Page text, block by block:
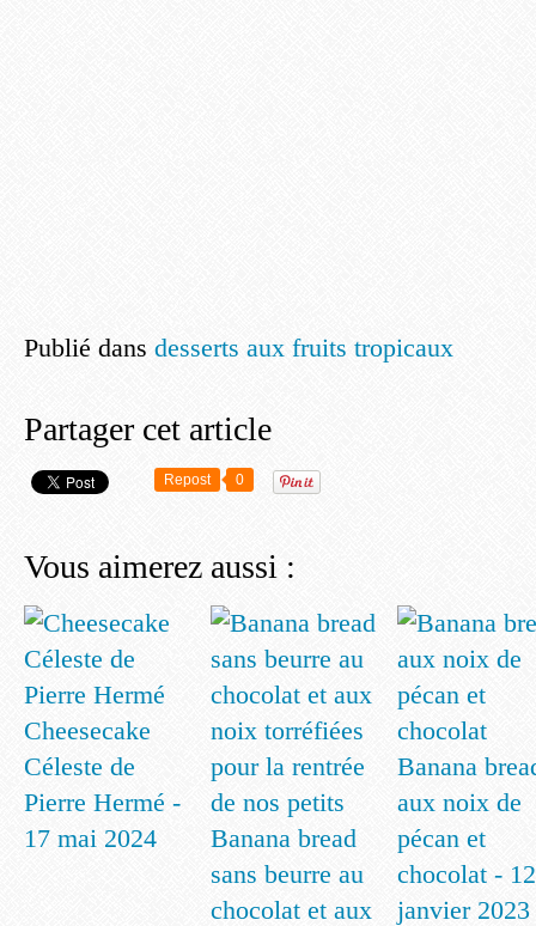
Publié dans desserts aux fruits tropicaux
Partager cet article
Repost 0
Vous aimerez aussi :
Cheesecake
Céleste de
Pierre Hermé -
17 mai 2024
Banana bread
sans beurre au
chocolat et aux
Banana
aux noix de
pécan et
chocolat - 12
janvier 2023